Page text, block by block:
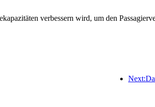
verbessern wird, um den